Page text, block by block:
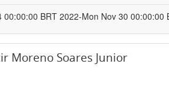
00:00:00 BRT 2022-Mon Nov 30 00:00:00
Moreno Soares Junior